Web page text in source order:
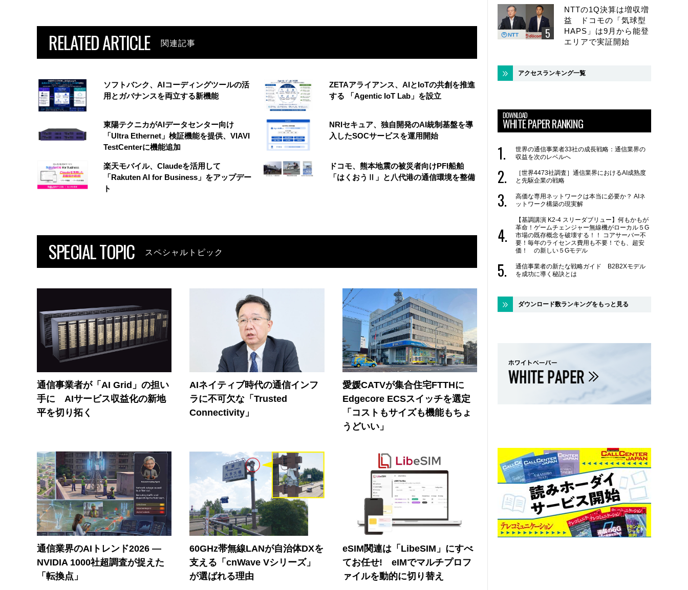
RELATED ARTICLE 関連記事
ソフトバンク、AIコーディングツールの活
用とガバナンスを両立する新機能
ZETAアライアンス、AIとIoTの共創を推進
する 「Agentic IoT Lab」を設立
東陽テクニカがAIデータセンター向け
「Ultra Ethernet」検証機能を提供、VIAVI
TestCenterに機能追加
NRIセキュア、独自開発のAI統制基盤を導
入したSOCサービスを運用開始
楽天モバイル、Claudeを活用して
「Rakuten AI for Business」をアップデー
ト
ドコモ、熊本地震の被災者向けPFI船舶
「はくおうⅡ」と八代港の通信環境を整備
SPECIAL TOPIC スペシャルトピック
通信事業者が「AI Grid」の担い
手に AIサービス収益化の新地
平を切り拓く
AIネイティブ時代の通信インフ
ラに不可欠な「Trusted
Connectivity」
愛媛CATVが集合住宅FTTHに
Edgecore ECSスイッチを選定
「コストもサイズも機能もちょ
うどいい」
通信業界のAIトレンド2026 ―
NVIDIA 1000社超調査が捉えた
「転換点」
60GHz帯無線LANが自治体DXを
支える「cnWave Vシリーズ」
が選ばれる理由
eSIM関連は「LibeSIM」にすべ
てお任せ! eIMでマルチプロフ
ァイルを動的に切り替え
NTTの1Q決算は増収増
益 ドコモの「気球型
HAPS」は9月から能登
エリアで実証開始
アクセスランキング一覧
DOWNLOAD
WHITE PAPER RANKING
世界の通信事業者33社の成長戦略：通信業界の
収益を次のレベルへ
［世界4473社調査］通信業界におけるAI成熟度
と先駆企業の戦略
高価な専用ネットワークは本当に必要か？ AIネ
ットワーク構築の現実解
【基調講演 K2-4 スリーダブリュー】何もかもが
革命！ゲームチェンジャー無線機がローカル５G
市場の既存概念を破壊する！！ コアサーバー不
要！毎年のライセンス費用も不要！でも、超安
価！ の新しい５Gモデル
通信事業者の新たな戦略ガイド B2B2Xモデル
を成功に導く秘訣とは
ダウンロード数ランキングをもっと見る